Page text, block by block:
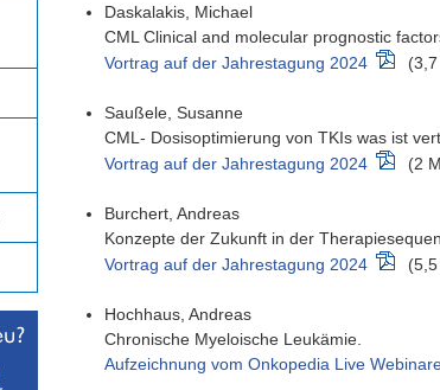
Daskalakis, Michael
CML Clinical and molecular prognostic
Vortrag auf der Jahrestagung 2024
Saußele, Susanne
CML- Dosisoptimierung von TKIs was ist
Vortrag auf der Jahrestagung 2024
(2
Burchert, Andreas
Konzepte der Zukunft in der
Vortrag auf der Jahrestagung 2024
Hochhaus, Andreas
Chronische Myeloische Leukämie.
Aufzeichnung vom Onkopedia Live